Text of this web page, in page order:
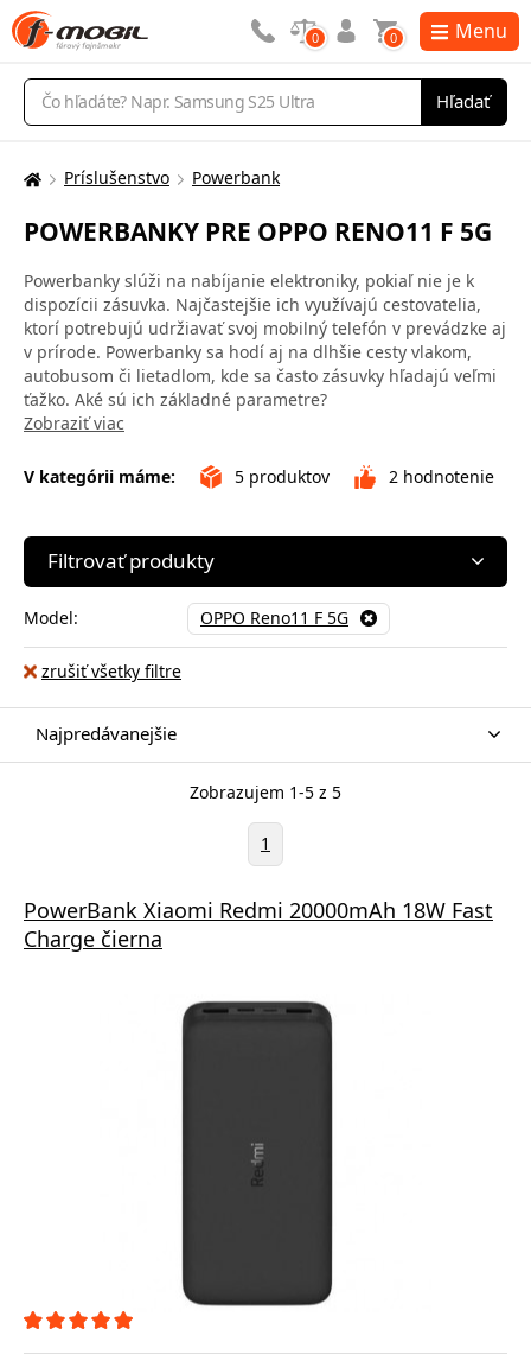
Vyhľadávanie
Hľadať
0 0 Menu
Tu
nachádzate:
Príslušenstvo Powerbank
POWERBANKY PRE OPPO RENO11 F 5G
Powerbanky slúži na nabíjanie elektroniky, pokiaľ nie je k
dispozícii zásuvka. Najčastejšie ich využívajú cestovatelia,
ktorí potrebujú udržiavať svoj mobilný telefón v prevádzke aj
v prírode. Powerbanky sa hodí aj na dlhšie cesty vlakom,
autobusom či lietadlom, kde sa často zásuvky hľadajú veľmi
ťažko. Aké sú ich základné parametre?
Zobraziť viac
V kategórii máme: 5 produktov 2 hodnotenie
Filtrovať produkty
Model: OPPO Reno11 F 5G
zrušiť všetky filtre
Najpredávanejšie
Zobrazujem 1-5 z 5
1
PowerBank Xiaomi Redmi 20000mAh 18W Fast
Charge čierna